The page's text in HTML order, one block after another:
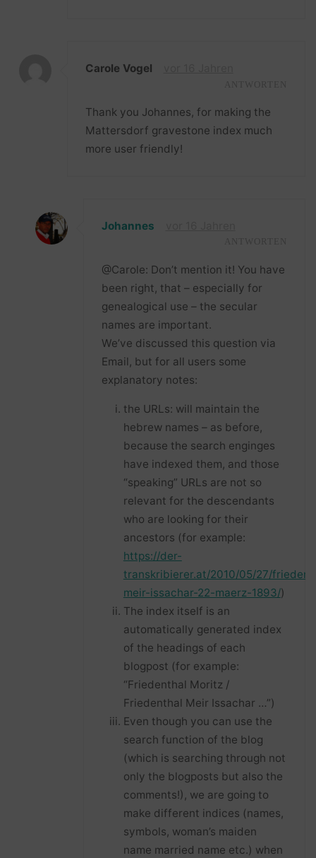
Carole Vogel
Thank you Johannes, for making the
Mattersdorf gravestone index much
more user friendly!
Johannes
@Carole: Don’t mention it! You have
been right, that – especially for
genealogical use – the secular
names are important.
We’ve discussed this question via
Email, but for all users some
explanatory notes:
the URLs: will maintain the
hebrew names – as before,
because the search enginges
have indexed them, and those
“speaking” URLs are not so
relevant for the descendants
who are looking for their
ancestors (for example:
https://der-
transkribierer.at/2010/05/27/
meir-issachar-22-maerz-1893/)
The index itself is an
automatically generated index
of the headings of each
blogpost (for example:
“Friedenthal Moritz /
Friedenthal Meir Issachar …”)
Even though you can use the
search function of the blog
(which is searching through not
only the blogposts but also the
comments!), we are going to
make different indices (names,
symbols, woman’s maiden
name married name etc.) when